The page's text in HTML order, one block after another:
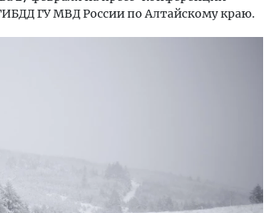
ГУ МВД России по Алтайскому краю.